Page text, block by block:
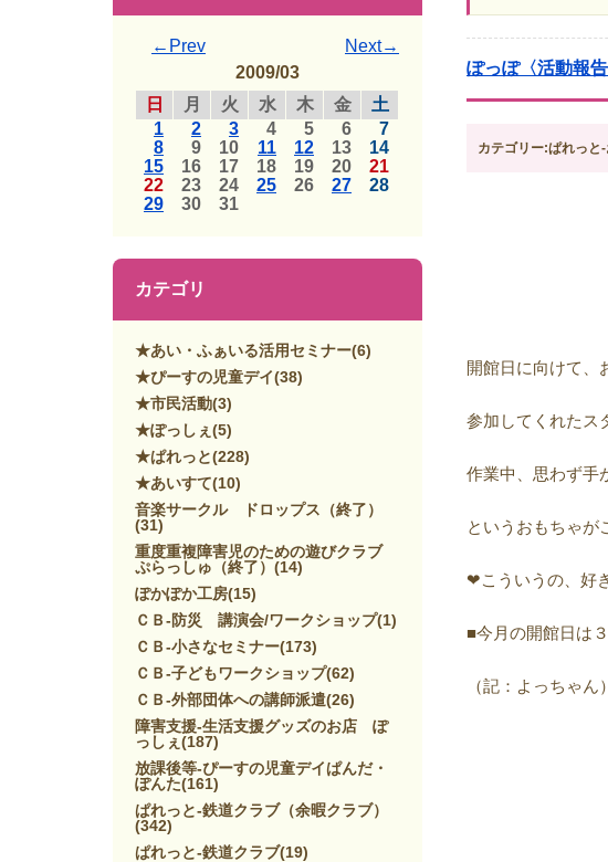
ぽっぽ〈活動報
カテゴリー:ぱれっと
開館日に向けて、
参加してくれたス
作業中、思わず手
というおもちゃが
❤こういうの、
■今月の開館日は
（記：よっちゃん）
←Prev
Next→
2009/03
日
月 火 水 木 金
土
1
2 3 4 5 6
7
8
9 10 11 12 13
14
15
16 17 18 19 20
21
22
23 24 25 26 27
28
29
30 31
カテゴリ
★あい・ふぁいる活用セミナー(6)
★ぴーすの児童デイ(38)
★市民活動(3)
★ぽっしぇ (5)
★ぱれっと(228)
★あいすて(10)
音楽サークル ドロップス（終了）
(31)
重度重複障害児のための遊びクラブ
ぷらっしゅ（終了） (14)
ぽかぽか工房(15)
ＣＢ-防災 講演会/ワークショップ(1)
ＣＢ-小さなセミナー(173)
ＣＢ-子どもワークショップ(62)
ＣＢ-外部団体への講師派遣(26)
障害支援-生活支援グッズのお店 ぽ
っしぇ (187)
放課後等-ぴーすの児童デイぱんだ・
ぽんた(161)
ぱれっと-鉄道クラブ（余暇クラブ）
(342)
ぱれっと-鉄道クラブ(19)